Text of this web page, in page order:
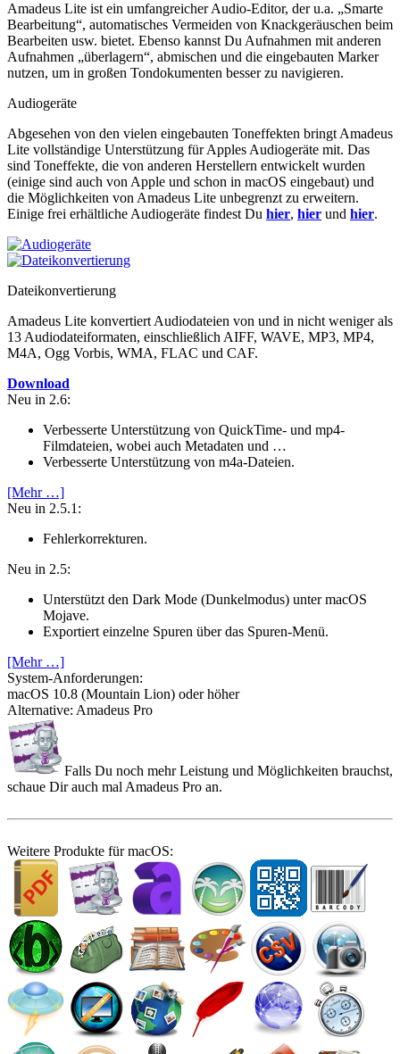
Amadeus Lite ist ein umfangreicher Audio-Editor, der u.a.
Smarte
Bearbeitung , automatisches Vermeiden von Knackgeräuschen beim
Bearbeiten usw. bietet. Ebenso kannst Du Aufnahmen mit anderen
Aufnahmen
überlagern , abmischen und die eingebauten Marker
nutzen, um in großen Tondokumenten besser zu navigieren.
Audiogeräte
Abgesehen von den vielen eingebauten Toneffekten bringt Amadeus
Lite vollständige Unterstützung für Apples Audiogeräte mit. Das
sind Toneffekte, die von anderen Herstellern entwickelt wurden
(einige sind auch von Apple und schon in macOS eingebaut) und
die Möglichkeiten von Amadeus Lite unbegrenzt zu erweitern.
Einige frei erhältliche Audiogeräte findest Du hier, hier und hier.
Dateikonvertierung
Amadeus Lite konvertiert Audiodateien von und in nicht weniger als
13 Audiodateiformaten, einschließlich AIFF, WAVE, MP3, MP4,
M4A, Ogg Vorbis, WMA, FLAC und CAF.
Download
Neu in 2.6:
Verbesserte Unterstützung von QuickTime- und mp4-
Filmdateien, wobei auch Metadaten und …
Verbesserte Unterstützung von m4a-Dateien.
[Mehr …]
Neu in 2.5.1:
Fehlerkorrekturen.
Neu in 2.5:
Unterstützt den Dark Mode (Dunkelmodus) unter macOS
Mojave.
Exportiert einzelne Spuren über das Spuren-Menü.
[Mehr …]
System-­Anforderungen:
macOS 10.8 (Mountain Lion) oder höher
Alternative: Amadeus Pro
Falls Du noch mehr Leistung und Möglichkeiten brauchst,
schaue Dir auch mal Amadeus Pro an.
Weitere Produkte für macOS: